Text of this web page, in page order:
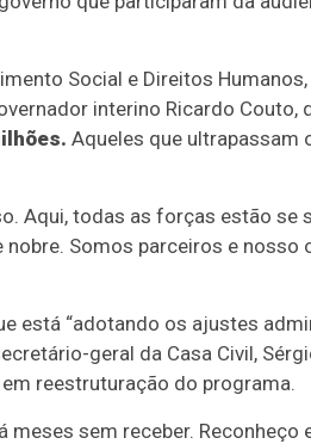
Social e Direitos
interino Ricardo Couto,
Aqueles que ultrapassam
Aqui, todas as forças estão se
Somos parceiros e
está “adotando os ajustes
geral da Casa Civil,
reestruturação do programa.
meses sem receber.